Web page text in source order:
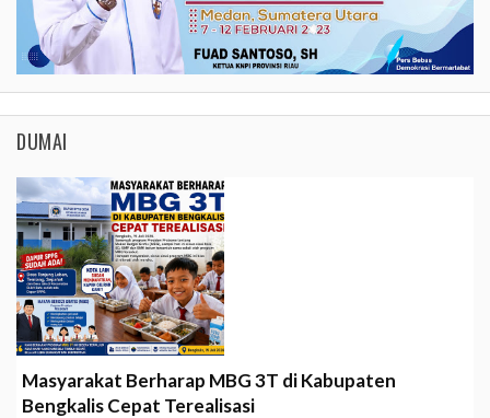
DUMAI
Masyarakat Berharap MBG 3T di Kabupaten
Bengkalis Cepat Terealisasi